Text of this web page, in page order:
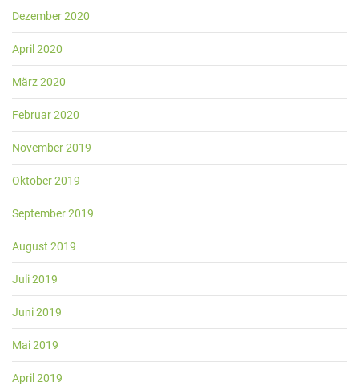
Dezember 2020
April 2020
März 2020
Februar 2020
November 2019
Oktober 2019
September 2019
August 2019
Juli 2019
Juni 2019
Mai 2019
April 2019